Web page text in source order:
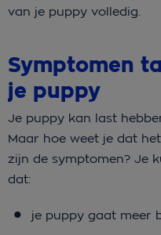
van je puppy volledig.
Symptomen
je puppy
Je puppy kan last
Maar hoe weet je dat
zijn de symptomen? Je
dat:
je puppy gaat meer